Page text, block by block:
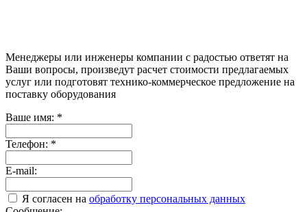
Менеджеры или инженеры компании с радостью ответят на
Ваши вопросы, произведут расчет стоимости предлагаемых
услуг или подготовят технико-коммерческое предложение на
поставку оборудования
Ваше имя: *
Телефон: *
E-mail:
Я согласен на обработку персональных данных